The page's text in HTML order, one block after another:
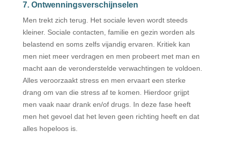
7. Ontwenningsverschijnselen
Men trekt zich terug. Het sociale leven wordt steeds
kleiner. Sociale contacten, familie en gezin worden als
belastend en soms zelfs vijandig ervaren. Kritiek kan
men niet meer verdragen en men probeert met man en
macht aan de veronderstelde verwachtingen te voldoen.
Alles veroorzaakt stress en men ervaart een sterke
drang om van die stress af te komen. Hierdoor grijpt
men vaak naar drank en/of drugs. In deze fase heeft
men het gevoel dat het leven geen richting heeft en dat
alles hopeloos is.